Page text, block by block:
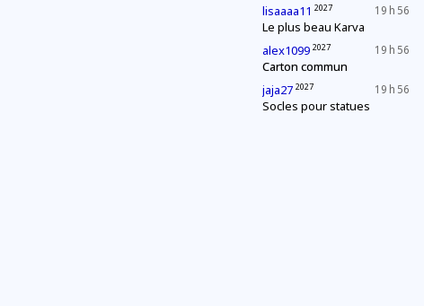
19 h 56
lisaaaa11 2027
Le plus beau Karva
19 h 56
alex1099 2027
Carton commun
19 h 56
jaja27 2027
Socles pour statues